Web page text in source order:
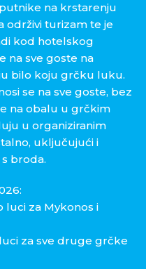
na krstarenju
održivi turizam te je
kod hotelskog
na sve goste na
bilo koju grčku luku.
se na sve goste, bez
na obalu u grčkim
u organiziranim
uključujući i
broda.
za Mykonos i
za sve druge grčke